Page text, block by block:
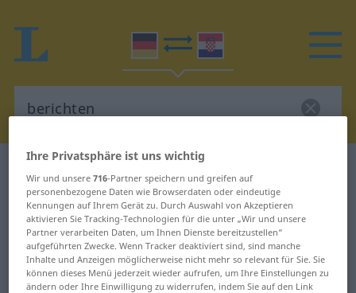
Deutsch-Kroatisch Übersetzung für
"berichten"
"berichten" Kroatisch Übersetzung
Ihre Privatsphäre ist uns wichtig
Wir und unsere716-Partner speichern und greifen auf
personenbezogene Daten wie Browserdaten oder eindeutige
Kennungen auf Ihrem Gerät zu. Durch Auswahl von Akzeptieren
aktivieren Sie Tracking-Technologien für die unter „Wir und unsere
Partner verarbeiten Daten, um Ihnen Dienste bereitzustellen“
aufgeführten Zwecke. Wenn Tracker deaktiviert sind, sind manche
Inhalte und Anzeigen möglicherweise nicht mehr so relevant für Sie. Sie
können dieses Menü jederzeit wieder aufrufen, um Ihre Einstellungen zu
ändern oder Ihre Einwilligung zu widerrufen, indem Sie auf den Link